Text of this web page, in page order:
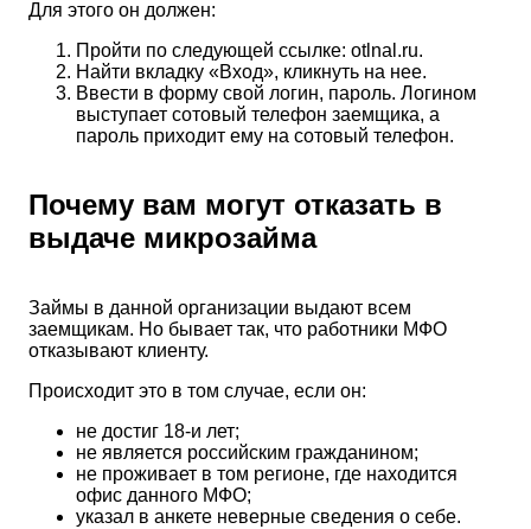
Для этого он должен:
Пройти по следующей ссылке: otlnal.ru.
Найти вкладку «Вход», кликнуть на нее.
Ввести в форму свой логин, пароль. Логином
выступает сотовый телефон заемщика, а
пароль приходит ему на сотовый телефон.
Почему вам могут отказать в
выдаче микрозайма
Займы в данной организации выдают всем
заемщикам. Но бывает так, что работники МФО
отказывают клиенту.
Происходит это в том случае, если он:
не достиг 18-и лет;
не является российским гражданином;
не проживает в том регионе, где находится
офис данного МФО;
указал в анкете неверные сведения о себе.